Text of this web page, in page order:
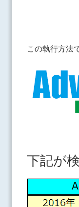
この執行方法
下記が